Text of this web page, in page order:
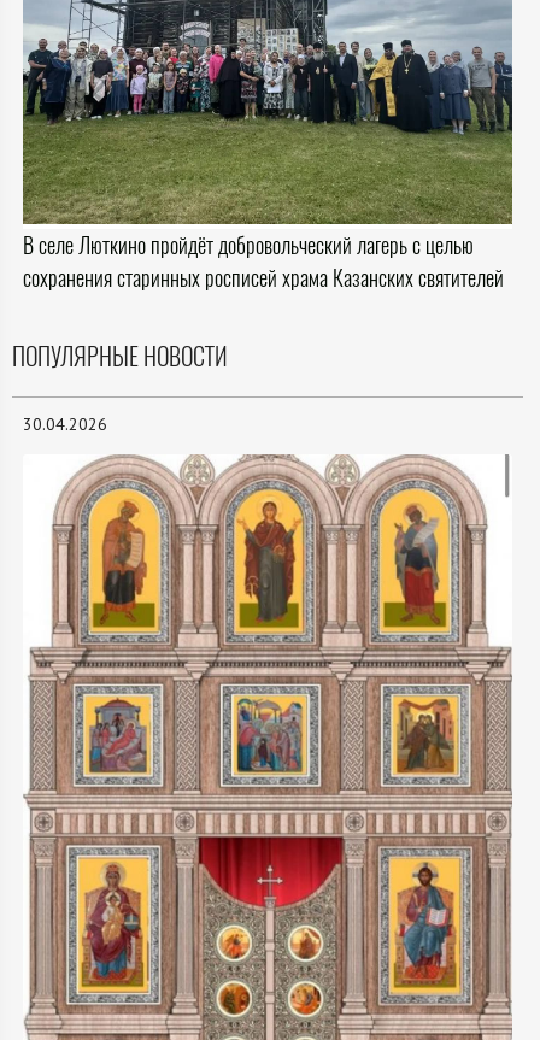
В селе Люткино пройдёт добровольческий лагерь с целью
сохранения старинных росписей храма Казанских святителей
ПОПУЛЯРНЫЕ НОВОСТИ
30.04.2026